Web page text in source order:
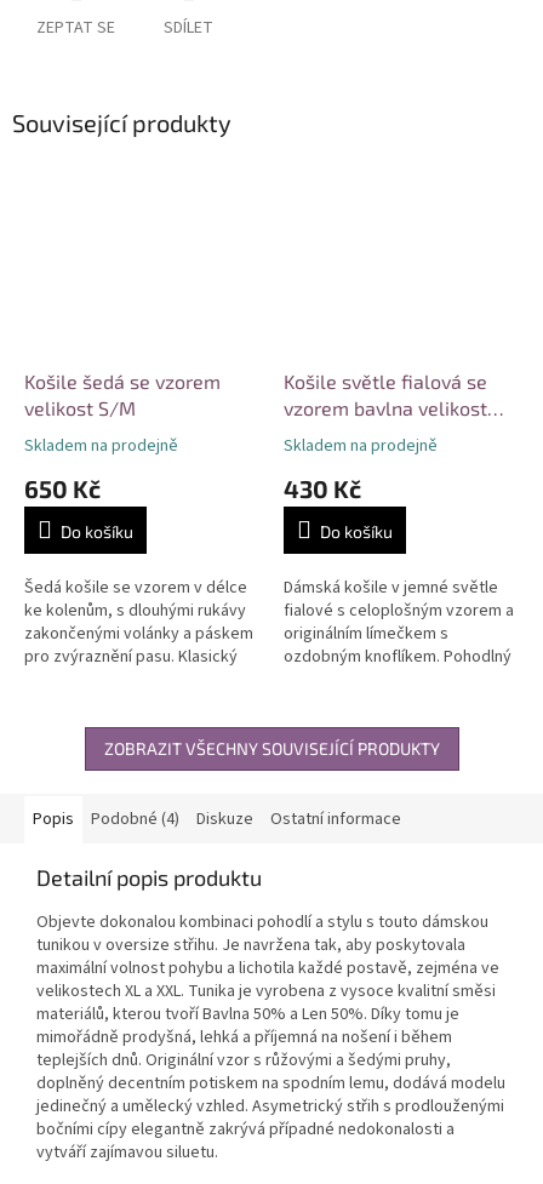
ZEPTAT SE SDÍLET
Související produkty
Košile šedá se vzorem
velikost S/M
Skladem na prodejně
650 Kč
Do košíku
Šedá košile se vzorem v délce
ke kolenům, s dlouhými rukávy
zakončenými volánky a páskem
pro zvýraznění pasu. Klasický
Košile světle fialová se
vzorem bavlna velikost
S/M
Skladem na prodejně
430 Kč
Do košíku
Dámská košile v jemné světle
fialové s celoplošným vzorem a
originálním límečkem s
ozdobným knoflíkem. Pohodlný
pro...
ZOBRAZIT VŠECHNY SOUVISEJÍCÍ PRODUKTY
Popis Podobné (4) Diskuze Ostatní informace
Detailní popis produktu
Objevte dokonalou kombinaci pohodlí a stylu s touto dámskou
tunikou v oversize střihu. Je navržena tak, aby poskytovala
maximální volnost pohybu a lichotila každé postavě, zejména ve
velikostech XL a XXL. Tunika je vyrobena z vysoce kvalitní směsi
materiálů, kterou tvoříBavlna 50% a Len 50%. Díky tomu je
mimořádně prodyšná, lehká a příjemná na nošení i během
teplejších dnů. Originální vzor s růžovými a šedými pruhy,
doplněný decentním potiskem na spodním lemu, dodává modelu
jedinečný a umělecký vzhled. Asymetrický střih s prodlouženými
bočními cípy elegantně zakrývá případné nedokonalosti a
vytváří zajímavou siluetu.